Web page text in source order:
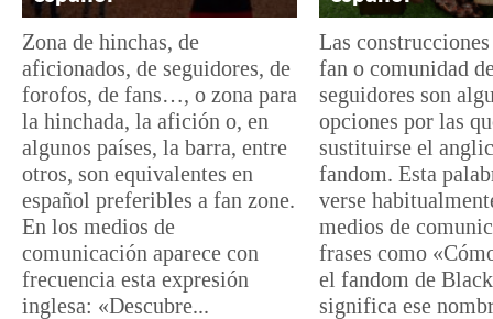
Zona de hinchas, de
aficionados, de seguidores, de
forofos, de fans…, o zona para
la hinchada, la afición o, en
algunos países, la barra, entre
otros, son equivalentes en
español preferibles a fan zone.
En los medios de
comunicación aparece con
frecuencia esta expresión
inglesa: «Descubre...
Las
fan o comunidad
seguidores son
opciones por las
sustituirse el
fandom. Esta
verse
medios de
frases como
el fandom de
significa ese